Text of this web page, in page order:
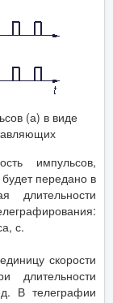
(а) в виде
импульсов,
передано в
длительности
с.
скорости
длительности
В телеграфии